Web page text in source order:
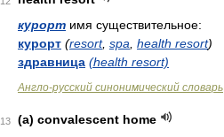
курорт имя существительное:
курорт (resort, spa health resort)
здравница (health resort)
Англо-русский синонимический словарь
13
(a) convalescent home